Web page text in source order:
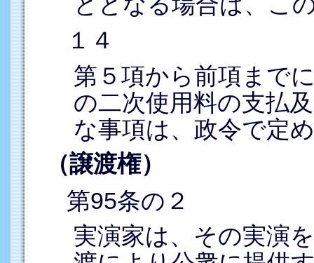
１４
第５項から前項まで
の二次使用料の支払
な事項は、政令で定
（譲渡権）
第95条の２
実演家は、その実演